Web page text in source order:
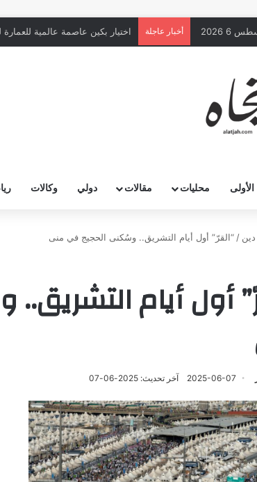
2026 أخبار عاجلة اختيار بكين عاصمة عالمية للعمارة لعام
الأولى محليات مقالات دولي وكالات
دين / “القرّ” أول أيام التشريق.. وسُكنى الحجيج في منى
أول أيام
2025-06-07 آخر تحديث: 2025-06-07